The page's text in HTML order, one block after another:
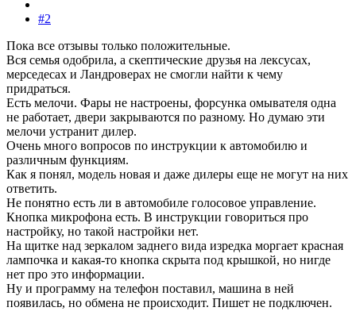
#2
Пока все отзывы только положительные.
Вся семья одобрила, а скептические друзья на лексусах,
мерседесах и Ландроверах не смогли найти к чему
придраться.
Есть мелочи. Фары не настроены, форсунка омывателя одна
не работает, двери закрываются по разному. Но думаю эти
мелочи устранит дилер.
Очень много вопросов по инструкции к автомобилю и
различным функциям.
Как я понял, модель новая и даже дилеры еще не могут на них
ответить.
Не понятно есть ли в автомобиле голосовое управление.
Кнопка микрофона есть. В инструкции говориться про
настройку, но такой настройки нет.
На щитке над зеркалом заднего вида изредка моргает красная
лампочка и какая-то кнопка скрыта под крышкой, но нигде
нет про это информации.
Ну и программу на телефон поставил, машина в ней
появилась, но обмена не происходит. Пишет не подключен.